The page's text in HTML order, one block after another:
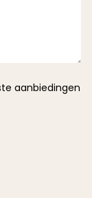
aanbiedingen